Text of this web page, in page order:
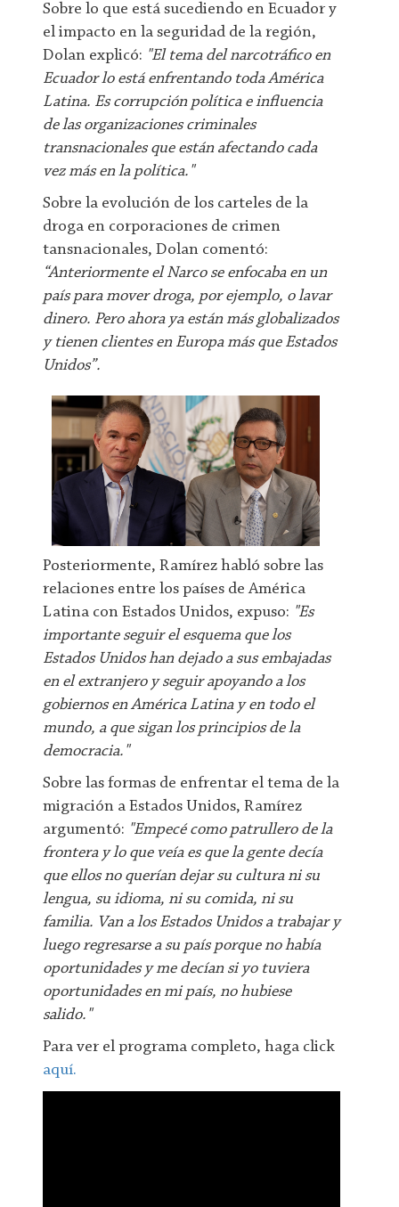
Sobre lo que está sucediendo en Ecuador y
el impacto en la seguridad de la región,
Dolan explicó: "El tema del narcotráfico en
Ecuador lo está enfrentando toda América
Latina. Es corrupción política e influencia
de las organizaciones criminales
transnacionales que están afectando cada
vez más en la política."
Sobre la evolución de los carteles de la
droga en corporaciones de crimen
tansnacionales, Dolan comentó:
“Anteriormente el Narco se enfocaba en un
país para mover droga, por ejemplo, o lavar
dinero. Pero ahora ya están más globalizados
y tienen clientes en Europa más que Estados
Unidos”.
Posteriormente, Ramírez habló sobre las
relaciones entre los países de América
Latina con Estados Unidos, expuso: "Es
importante seguir el esquema que los
Estados Unidos han dejado a sus embajadas
en el extranjero y seguir apoyando a los
gobiernos en América Latina y en todo el
mundo, a que sigan los principios de la
democracia."
Sobre las formas de enfrentar el tema de la
migración a Estados Unidos, Ramírez
argumentó: "Empecé como patrullero de la
frontera y lo que veía es que la gente decía
que ellos no querían dejar su cultura ni su
lengua, su idioma, ni su comida, ni su
familia. Van a los Estados Unidos a trabajar y
luego regresarse a su país porque no había
oportunidades y me decían si yo tuviera
oportunidades en mi país, no hubiese
salido."
Para ver el programa completo, haga click
aquí.